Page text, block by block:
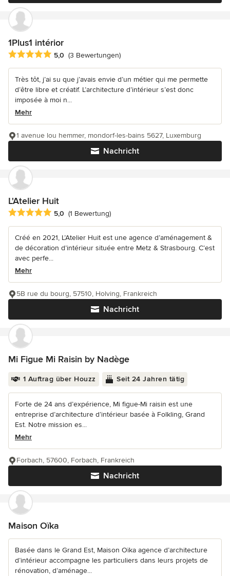
1Plus1 intérior
Durchschnittliche Bewertung: 5 von 5 Sternen
5,0 (3 Bewertungen)
Très tôt, j’ai su que j’avais envie d’un métier qui me permette
d’être libre et créatif. L’architecture d’intérieur s’est donc
imposée à moi n...
Mehr
Nachricht
1 avenue lou hemmer, mondorf-les-bains 5627, Luxemburg
L'Atelier Huit
Durchschnittliche Bewertung: 5 von 5 Sternen
5,0 (1 Bewertung)
Créé en 2021, L’Atelier Huit est une agence d’aménagement &
de décoration d’intérieur située entre Metz & Strasbourg. C’est
avec perfe...
Mehr
Nachricht
5B rue du bourg, 57510, Holving, Frankreich
Mi Figue Mi Raisin by Nadège
1 Auftrag über Houzz Seit 24 Jahren tätig
Forte de 24 ans d’expérience, Mi figue-Mi raisin est une
entreprise d’architecture d’intérieur basée à Folkling, Grand
Est. Notre mission es...
Mehr
Nachricht
Forbach, 57600, Forbach, Frankreich
Maison Oïka
Basée dans le Grand Est, Maison Oïka agence d’architecture
d’intérieur accompagne les particuliers dans leurs projets de
rénovation, d’aménage...